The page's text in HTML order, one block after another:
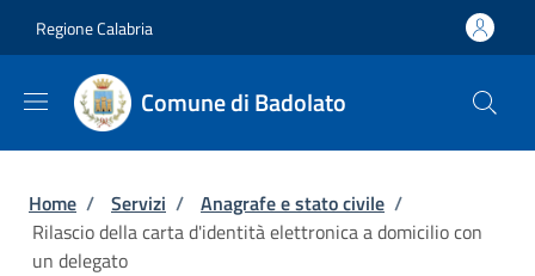
Regione Calabria
Comune di Badolato
Briciole di pane
Home / Servizi / Anagrafe e stato civile /
Rilascio della carta d'identità elettronica a domicilio con
un delegato